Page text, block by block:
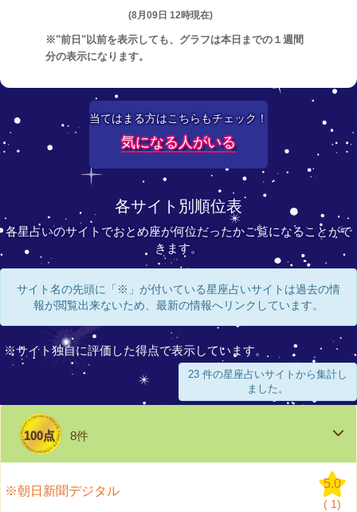
(8月09日 12時現在)
※"前日"以前を表示しても、グラフは本日までの１週間
分の表示になります。
当てはまる方はこちらもチェック！
気になる人がいる
各サイト別順位表
各星占いのサイトでおとめ座が何位だったかご覧になることがで
きます。
サイト名の先頭に「※」が付いている星座占いサイトは過去の情
報が閲覧出来ないため、最新の情報へリンクしています。
※サイト独自に評価した得点で表示しています。
23 件の星座占いサイトから集計し
ました。
100点 8件
※朝日新聞デジタル
5.0
( 1)